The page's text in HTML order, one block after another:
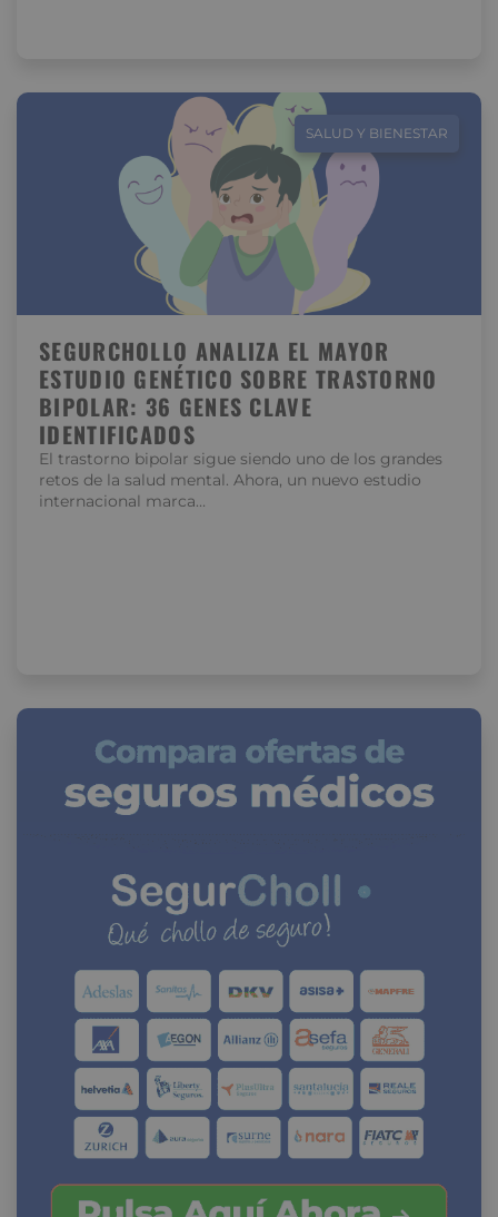
SALUD Y BIENESTAR
SEGURCHOLLO ANALIZA EL MAYOR
ESTUDIO GENÉTICO SOBRE TRASTORNO
BIPOLAR: 36 GENES CLAVE
IDENTIFICADOS
El trastorno bipolar sigue siendo uno de los grandes
retos de la salud mental. Ahora, un nuevo estudio
internacional marca…